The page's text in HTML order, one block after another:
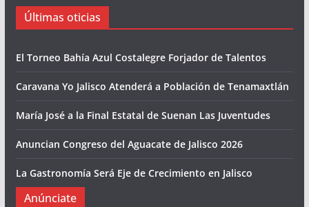
Últimas oticias
El Torneo Bahía Azul Costalegre Forjador de Talentos
Caravana Yo Jalisco Atenderá a Población de Tenamaxtlán
María José a la Final Estatal de Suenan Las Juventudes
Anuncian Congreso del Aguacate de Jalisco 2026
La Gastronomía Será Eje de Crecimiento en Jalisco
Anúnciate